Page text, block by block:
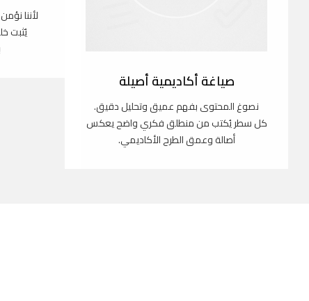
صياغة أكاديمية أصيلة
نصوغ المحتوى بفهم عميق وتحليل دقيق.
كل سطر يُكتب من منطلق فكري واضح يعكس
أصالة وعمق الطرح الأكاديمي.
لأننا
يُثبت